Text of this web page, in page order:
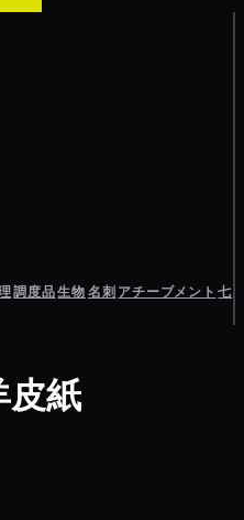
調度品生物名刺 アチーブメント 七
皮紙